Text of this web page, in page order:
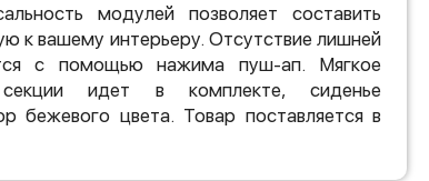
модулей позволяет составить
к вашему интерьеру. Отсутствие лишней
с помощью нажима пуш-ап. Мягкое
идет в комплекте, сиденье
бежевого цвета. Товар поставляется в